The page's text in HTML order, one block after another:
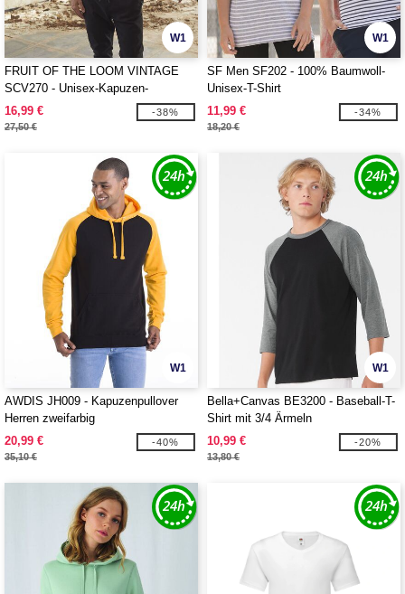
W1
FRUIT OF THE LOOM VINTAGE
SCV270 - Unisex-Kapuzen-
Sweatshirt mit FRUIT OF THE
LOOM VINTAGE-Logo
16,99 €
27,50 €
-38%
W1
SF Men SF202 - 100% Baumwoll-
Unisex-T-Shirt
11,99 €
18,20 €
-34%
W1
AWDIS JH009 - Kapuzenpullover
Herren zweifarbig
20,99 €
35,10 €
-40%
W1
Bella+Canvas BE3200 - Baseball-T-
Shirt mit 3/4 Ärmeln
10,99 €
13,80 €
-20%